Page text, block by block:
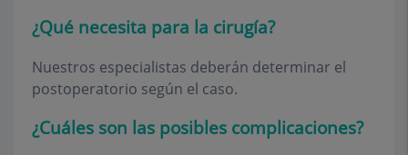
¿Qué necesita para la cirugía?
Nuestros especialistas deberán determinar el
postoperatorio según el caso.
¿Cuáles son las posibles complicaciones?